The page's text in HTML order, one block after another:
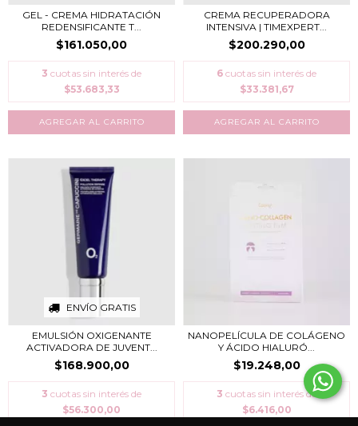
GEL - CREMA HIDRATACIÓN
REDENSIFICANTE T...
$161.050,00
3 cuotas sin interés de
$53.683,33
CREMA RECUPERADORA
INTENSIVA | TIMEXPERT...
$200.290,00
6 cuotas sin interés de
$33.381,67
ENVÍO GRATIS
EMULSIÓN OXIGENANTE
ACTIVADORA DE JUVENT...
$168.900,00
3 cuotas sin interés de
$56.300,00
NANOPELÍCULA DE COLÁGENO
Y ÁCIDO HIALURÓ...
$19.248,00
3 cuotas sin interés de
$6.416,00